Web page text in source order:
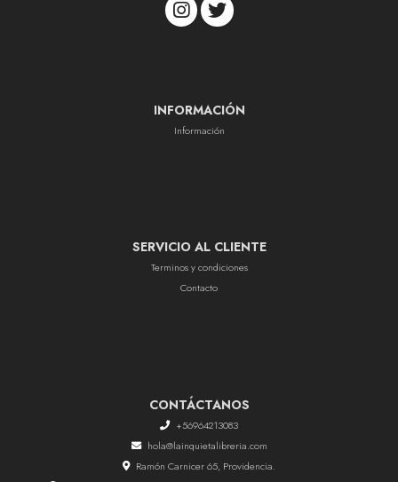
INFORMACIÓN
Información
SERVICIO AL CLIENTE
Terminos y condiciones
Contacto
CONTÁCTANOS
+56964213083
hola@lainquietalibreria.com
Ramón Carnicer 65, Providencia.